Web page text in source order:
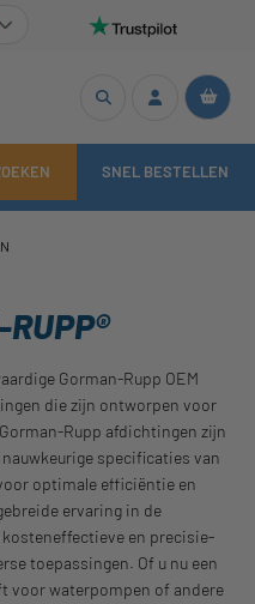
SNEL BESTELLEN
RUPP®
Gorman-Rupp OEM
die zijn ontworpen voor
Rupp afdichtingen zijn
specificaties van
optimale efficiëntie en
ervaring in de
en precisie-
toepassingen. Of u nu een
voor waterpompen of andere